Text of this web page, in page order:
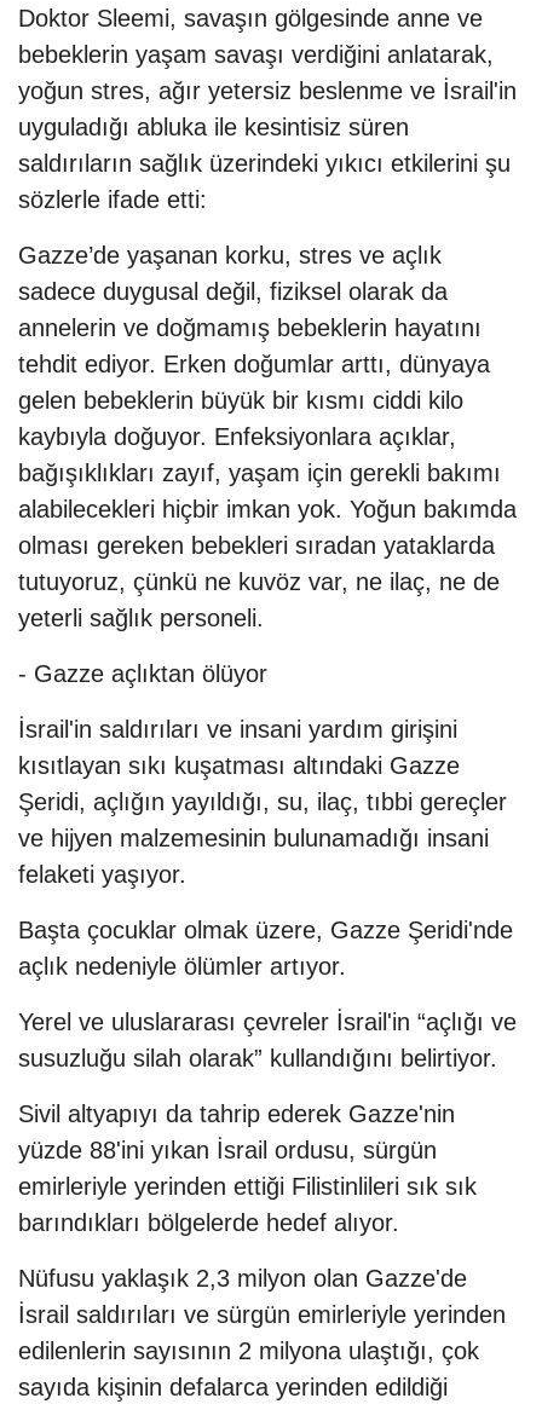
Doktor Sleemi, savaşın gölgesinde anne ve
bebeklerin yaşam savaşı verdiğini anlatarak,
yoğun stres, ağır yetersiz beslenme ve İsrail'in
uyguladığı abluka ile kesintisiz süren
saldırıların sağlık üzerindeki yıkıcı etkilerini şu
sözlerle ifade etti:
Gazze’de yaşanan korku, stres ve açlık
sadece duygusal değil, fiziksel olarak da
annelerin ve doğmamış bebeklerin hayatını
tehdit ediyor. Erken doğumlar arttı, dünyaya
gelen bebeklerin büyük bir kısmı ciddi kilo
kaybıyla doğuyor. Enfeksiyonlara açıklar,
bağışıklıkları zayıf, yaşam için gerekli bakımı
alabilecekleri hiçbir imkan yok. Yoğun bakımda
olması gereken bebekleri sıradan yataklarda
tutuyoruz, çünkü ne kuvöz var, ne ilaç, ne de
yeterli sağlık personeli.
- Gazze açlıktan ölüyor
İsrail'in saldırıları ve insani yardım girişini
kısıtlayan sıkı kuşatması altındaki Gazze
Şeridi, açlığın yayıldığı, su, ilaç, tıbbi gereçler
ve hijyen malzemesinin bulunamadığı insani
felaketi yaşıyor.
Başta çocuklar olmak üzere, Gazze Şeridi'nde
açlık nedeniyle ölümler artıyor.
Yerel ve uluslararası çevreler İsrail'in “açlığı ve
susuzluğu silah olarak” kullandığını belirtiyor.
Sivil altyapıyı da tahrip ederek Gazze'nin
yüzde 88'ini yıkan İsrail ordusu, sürgün
emirleriyle yerinden ettiği Filistinlileri sık sık
barındıkları bölgelerde hedef alıyor.
Nüfusu yaklaşık 2,3 milyon olan Gazze'de
İsrail saldırıları ve sürgün emirleriyle yerinden
edilenlerin sayısının 2 milyona ulaştığı, çok
sayıda kişinin defalarca yerinden edildiği